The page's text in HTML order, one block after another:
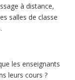
à distance,
salles de classe
les enseignants
leurs cours ?